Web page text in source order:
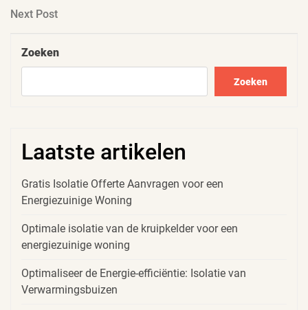
Next
Next Post
Zoeken
Zoeken
Laatste artikelen
Gratis Isolatie Offerte Aanvragen voor een
Energiezuinige Woning
Optimale isolatie van de kruipkelder voor een
energiezuinige woning
Optimaliseer de Energie-efficiëntie: Isolatie van
Verwarmingsbuizen